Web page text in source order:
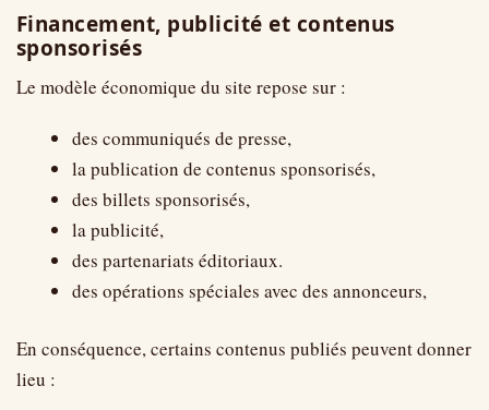
Financement, publicité et contenus
sponsorisés
Le modèle économique du site repose sur :
des communiqués de presse,
la publication de contenus sponsorisés,
des billets sponsorisés,
la publicité,
des partenariats éditoriaux.
des opérations spéciales avec des annonceurs,
En conséquence, certains contenus publiés peuvent donner
lieu :